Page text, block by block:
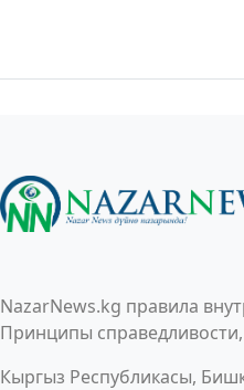
NazarNews.kg правила
Принципы
Кыргыз Республикасы,